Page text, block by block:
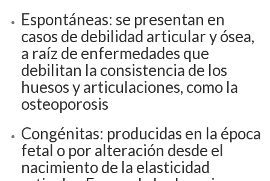
Espontáneas: se presentan en
casos de debilidad articular y ósea,
a raíz de enfermedades que
debilitan la consistencia de los
huesos y articulaciones, como la
osteoporosis
Congénitas: producidas en la época
fetal o por alteración desde el
nacimiento de la elasticidad